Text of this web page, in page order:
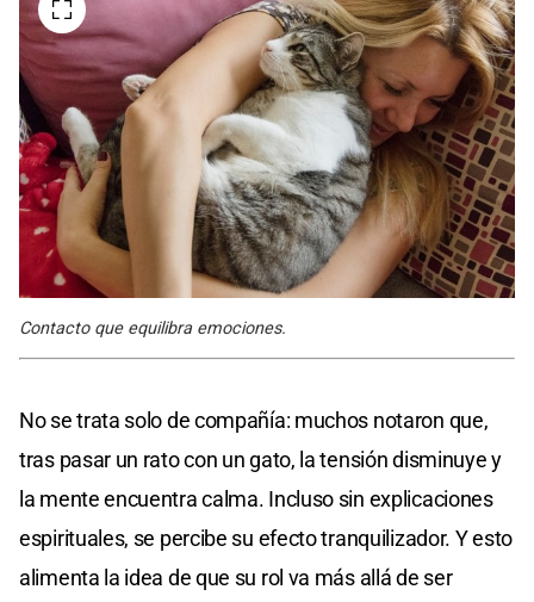
Contacto que equilibra emociones.
No se trata solo de compañía: muchos notaron que,
tras pasar un rato con un gato, la tensión disminuye y
la mente encuentra calma. Incluso sin explicaciones
espirituales, se percibe su efecto tranquilizador. Y esto
alimenta la idea de que su rol va más allá de ser